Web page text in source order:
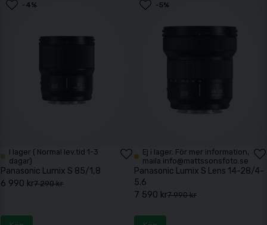
I lager ( Normal lev.tid 1-3
dagar)
Panasonic Lumix S 85/1,8
7 290 kr
6 990 kr
-4%
Ej i lager. För mer information,
maila info@mattssonsfoto.se
Panasonic Lumix S Lens 14-28/4-
5.6
7 990 kr
7 590 kr
-5%